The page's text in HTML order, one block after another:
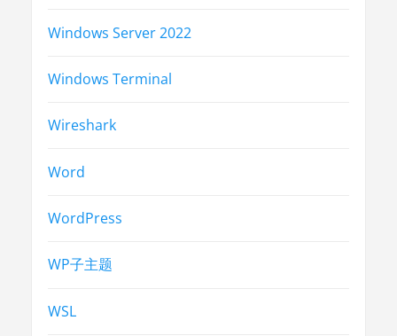
Windows Server 2022
Windows Terminal
Wireshark
Word
WordPress
WP子主题
WSL